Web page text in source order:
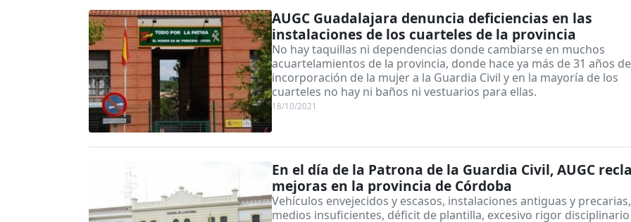
AUGC Guadalajara denuncia deficiencias en las
instalaciones de los cuarteles de la provincia
No hay taquillas ni dependencias donde cambiarse en muchos
acuartelamientos de la provincia, donde hace ya más de 31 años
incorporación de la mujer a la Guardia Civil y en la mayoría de los
cuarteles no hay ni baños ni vestuarios para ellas.
18/10/2021
En el día de la Patrona de la Guardia Civil, AUGC
mejoras en la provincia de Córdoba
Vehículos envejecidos y escasos, instalaciones antiguas y precarias,
medios insuficientes, déficit de plantilla, excesivo rigor disciplinario